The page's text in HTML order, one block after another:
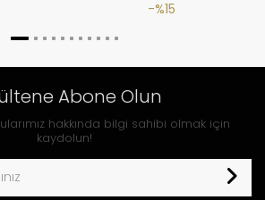
%15
Abone Olun
hakkında bilgi sahibi olmak için
kaydolun!